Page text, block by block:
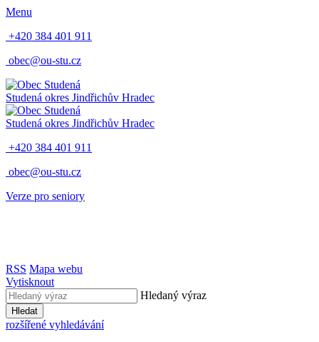
Menu
+420 384 401 911
obec@ou-stu.cz
Studená okres Jindřichův Hradec
Studená okres Jindřichův Hradec
+420 384 401 911
obec@ou-stu.cz
Verze pro seniory
RSS Mapa webu
Vytisknout
Hledaný výraz
Hledat
rozšířené vyhledávání